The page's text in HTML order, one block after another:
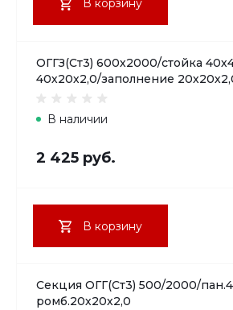
В корзину
ОГГЗ(Ст3) 600х2000/стойка
40х20х2,0/заполнение
В наличии
2 425 руб.
В корзину
Секция ОГГ(Ст3) 500/2000/
ромб.20х20х2,0